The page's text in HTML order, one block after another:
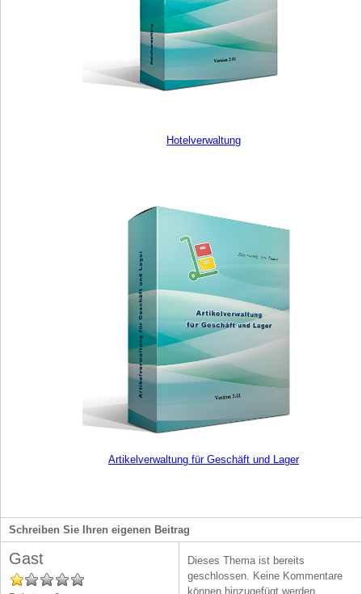
Hotelverwaltung
Artikelverwaltung für Geschäft und Lager
Schreiben Sie Ihren eigenen Beitrag
Gast
Dieses Thema ist bereits
geschlossen. Keine Kommentare
können hinzugefügt werden.